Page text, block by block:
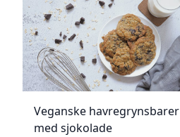
Veganske havregrynsbarer
med sjokolade